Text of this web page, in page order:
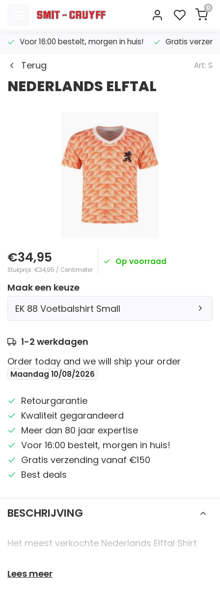
0
Voor 16:00 bestelt, morgen in huis! Gratis
Terug Art: S
NEDERLANDS ELFTAL
€34,95
Stukprijs: €34,95 / Centimeter
Op voorraad
Maak een keuze
EK 88 Voetbalshirt Small
1-2 werkdagen
Order today and we will ship your order
Maandag 10/08/2026
Retourgarantie
Kwaliteit gegarandeerd
Meer dan 80 jaar expertise
Voor 16:00 bestelt, morgen in huis!
Gratis verzending vanaf €150
Best deals
BESCHRIJVING
Het meest verkochte Nederlands Elftal Shirt
Lees meer